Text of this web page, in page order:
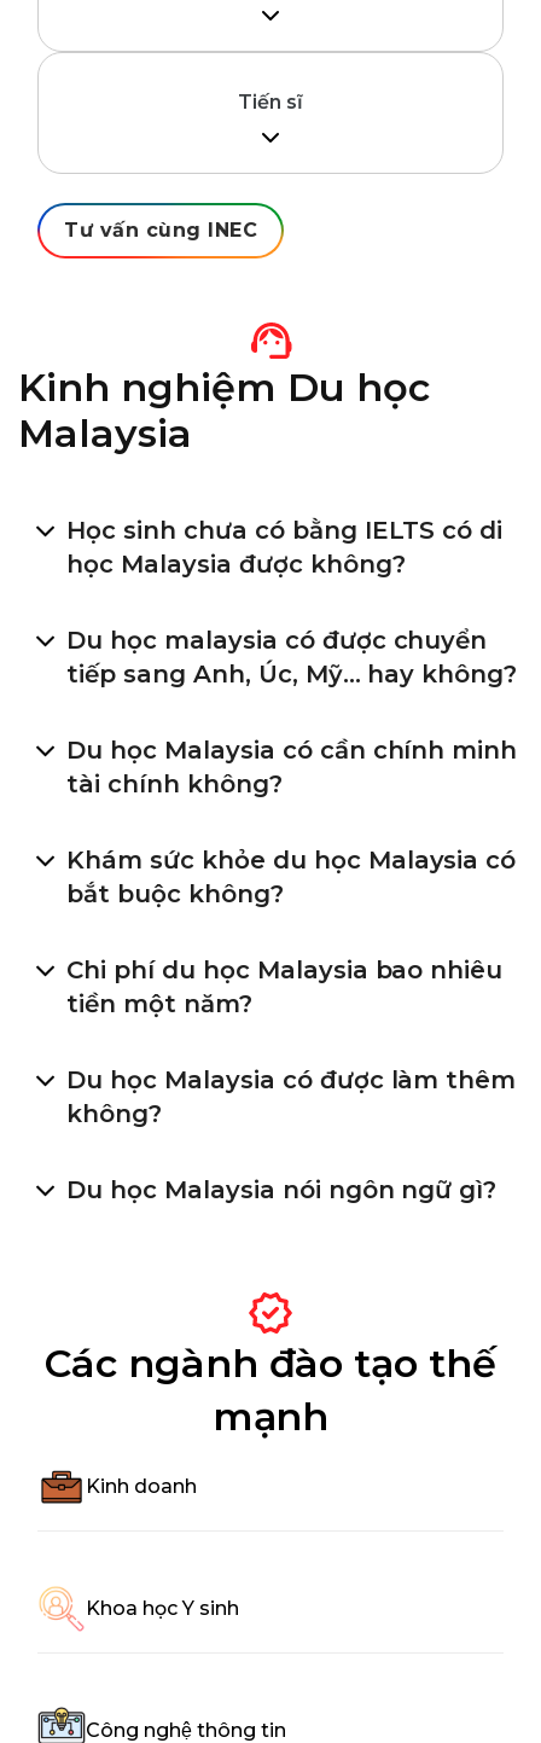
– Tiếng Anh: IELTS 6.0/TOEFL 75+/PTE
Tiến sĩ
– Tốt nghiệp Thạc sĩ
– Chứng chỉ IELTS/TOEFL/PTE
Tư vấn cùng INEC
Kinh nghiệm Du học
Malaysia
Học sinh chưa có bằng IELTS có di
học Malaysia được không?
Du học malaysia có được chuyển
tiếp sang Anh, Úc, Mỹ... hay không?
Du học Malaysia có cần chính minh
tài chính không?
Khám sức khỏe du học Malaysia có
bắt buộc không?
Chi phí du học Malaysia bao nhiêu
tiền một năm?
Du học Malaysia có được làm thêm
không?
Du học Malaysia nói ngôn ngữ gì?
Các ngành đào tạo thế
mạnh
Kinh doanh
Khoa học Y sinh
Công nghệ thông tin